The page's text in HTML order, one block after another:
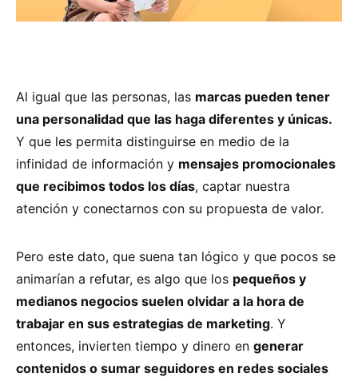
Al igual que las personas, las marcas pueden tener
una personalidad que las haga diferentes y únicas.
Y que les permita distinguirse en medio de la
infinidad de información y mensajes promocionales
que recibimos todos los días, captar nuestra
atención y conectarnos con su propuesta de valor.
Pero este dato, que suena tan lógico y que pocos se
animarían a refutar, es algo que los pequeños y
medianos negocios suelen olvidar a la hora de
trabajar en sus estrategias de marketing. Y
entonces, invierten tiempo y dinero en generar
contenidos o sumar seguidores en redes sociales